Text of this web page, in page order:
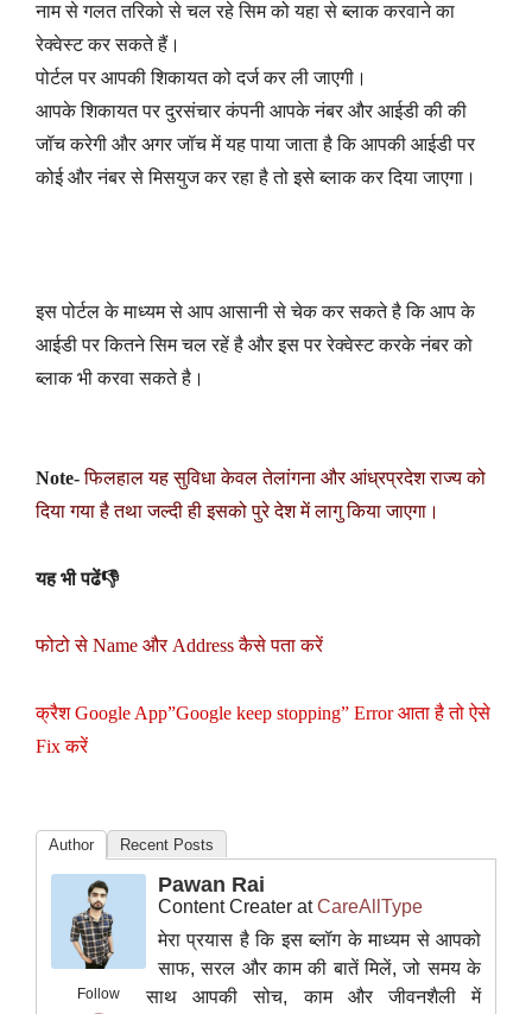
नाम से गलत तरिको से चल रहे सिम को यहा से ब्लाक करवाने का
रेक्वेस्ट कर सकते हैं।
पोर्टल पर आपकी शिकायत को दर्ज कर ली जाएगी।
आपके शिकायत पर दुरसंचार कंपनी आपके नंबर और आईडी की की
जॉच करेगी और अगर जॉच में यह पाया जाता है कि आपकी आईडी पर
कोई और नंबर से मिसयुज कर रहा है तो इसे ब्लाक कर दिया जाएगा।
इस पोर्टल के माध्यम से आप आसानी से चेक कर सकते है कि आप के
आईडी पर कितने सिम चल रहें है और इस पर रेक्वेस्ट करके नंबर को
ब्लाक भी करवा सकते है।
Note-फिलहाल यह सुविधा केवल तेलांगना और आंध्रप्रदेश राज्य को
दिया गया है तथा जल्दी ही इसको पुरे देश में लागु किया जाएगा।
यह भी पढें👎
फोटो से Name और Address कैसे पता करें
क्रैश Google App”Google keep stopping” Error आता है तो ऐसे
Fix करें
Author Recent Posts
Follow
Pawan Rai
Content Creater atCareAllType
मेरा प्रयास है कि इस ब्लॉग के माध्यम से आपको
साफ, सरल और काम की बातें मिलें, जो समय के
साथ आपकी सोच, काम और जीवनशैली में